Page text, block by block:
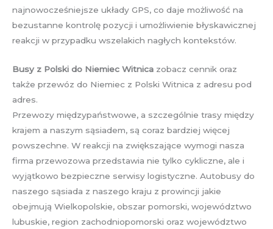
najnowocześniejsze układy GPS, co daje możliwość na
bezustanne kontrolę pozycji i umożliwienie błyskawicznej
reakcji w przypadku wszelakich nagłych kontekstów.
Busy z Polski do Niemiec Witnica zobacz cennik oraz
także przewóz do Niemiec z Polski Witnica z adresu pod
adres.
Przewozy międzypaństwowe, a szczególnie trasy między
krajem a naszym sąsiadem, są coraz bardziej więcej
powszechne. W reakcji na zwiększające wymogi nasza
firma przewozowa przedstawia nie tylko cykliczne, ale i
wyjątkowo bezpieczne serwisy logistyczne. Autobusy do
naszego sąsiada z naszego kraju z prowincji jakie
obejmują Wielkopolskie, obszar pomorski, województwo
lubuskie, region zachodniopomorski oraz województwo